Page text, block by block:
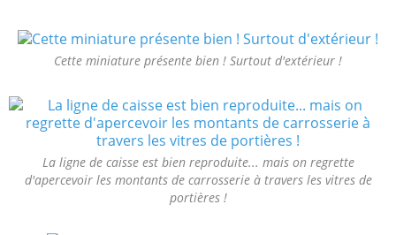
Cette miniature présente bien ! Surtout d'extérieur !
La ligne de caisse est bien reproduite... mais on regrette
d'apercevoir les montants de carrosserie à travers les vitres de
portières !